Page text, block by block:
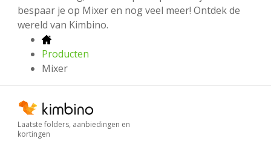
bespaar je op Mixer en nog veel meer! Ontdek de
wereld van Kimbino.
Producten
Mixer
Laatste folders, aanbiedingen en
kortingen